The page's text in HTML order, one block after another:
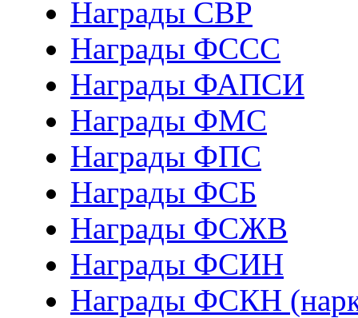
Награды СВР
Награды ФCСС
Награды ФАПСИ
Награды ФМС
Награды ФПС
Награды ФСБ
Награды ФСЖВ
Награды ФСИН
Награды ФСКН